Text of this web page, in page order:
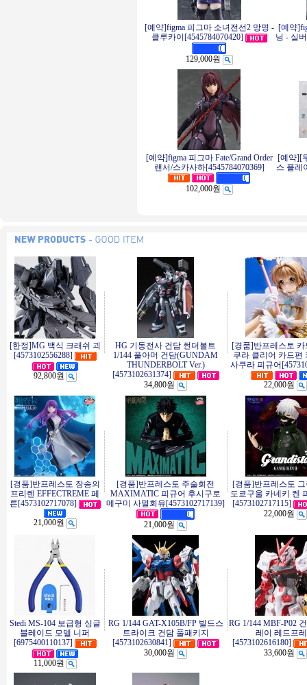
[예약]figma 피그마 소녀전선2 망명 -
클루카이[4545784070420]
129,000원
[예약
닝 - 실
[예약]figma 피그마 Fate/Grand Order
랜서/스카사하[4545784070369]
102,000원
[예약][
스 플레
[한정]MG 백식 크래쉬 괴
[4573102556288]
92,800원
HG 기동전사 건담 썬더볼트
1/144 풀아머 건담(GUNDAM
THUNDERBOLT Ver.)
[4573102631374]
34,800원
[경품]반프레스토 카
쿠라 클리어 카드편
사쿠라 피규어
22,000원
[경품]반프레스토 장송의
프리렌 EFFECTREME 페
른[4573102717078]
21,000원
[경품]반프레스토 주술회전
MAXIMATIC 피규어 후시구로
메구미 사멸회유[4573102717139]
21,000원
[경품]반프레스토
도쿄구울 카네키 켄
[4573102717115]
22,000원
Stedi MS-104 보급형 싱글
블레이드 모델 니퍼
[6975400110137]
11,000원
RG 1/144 GAT-X105B/FP 빌드스
트라이크 건담 풀패키지
[4573102630841]
30,000원
RG 1/144 MBF-P02
레이 레드프
[4573102616180]
33,600원